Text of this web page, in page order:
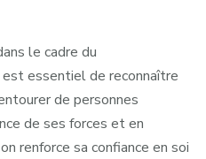
le cadre du
essentiel de reconnaître
de personnes
de ses forces et en
renforce sa confiance en soi